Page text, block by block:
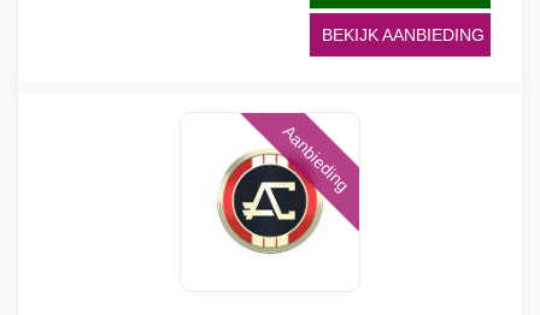
BEKIJK AANBIEDING
Aanbieding